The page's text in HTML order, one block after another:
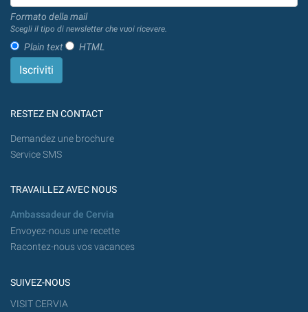
Formato della mail
Scegli il tipo di newsletter che vuoi ricevere.
Plain text HTML
RESTEZ EN CONTACT
Demandez une brochure
Service SMS
TRAVAILLEZ AVEC NOUS
Ambassadeur de Cervia
Envoyez-nous une recette
Racontez-nous vos vacances
SUIVEZ-NOUS
VISIT CERVIA